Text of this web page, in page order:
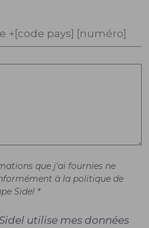
+[code pays] [numéro]
que j'ai fournies ne
à la politique de
Sidel *
utilise mes données